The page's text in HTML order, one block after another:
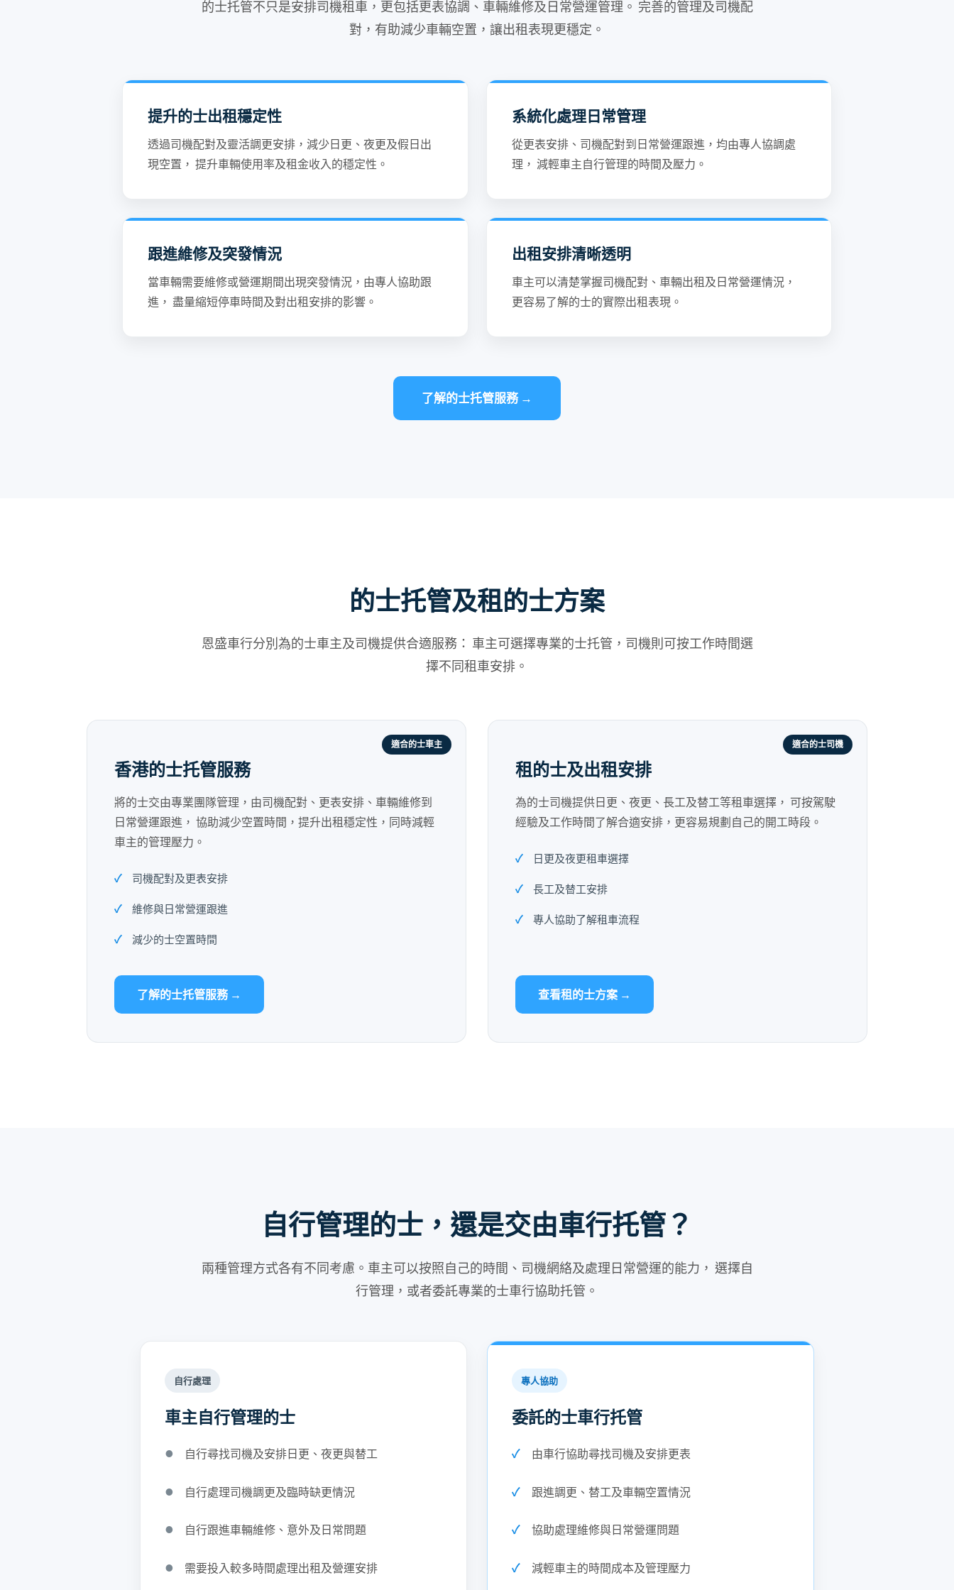
的士托管不只是安排司機租車，更包括更表協調、車輛維修及日常營運管理。 完善的管理及司機配
對，有助減少車輛空置，讓出租表現更穩定。
提升的士出租穩定性
透過司機配對及靈活調更安排，減少日更、夜更及假日出
現空置， 提升車輛使用率及租金收入的穩定性。
系統化處理日常管理
從更表安排、司機配對到日常營運跟進，均由專人協調處
理， 減輕車主自行管理的時間及壓力。
跟進維修及突發情況
當車輛需要維修或營運期間出現突發情況，由專人協助跟
進， 盡量縮短停車時間及對出租安排的影響。
出租安排清晰透明
車主可以清楚掌握司機配對、車輛出租及日常營運情況，
更容易了解的士的實際出租表現。
了解的士托管服務 →
的士托管及租的士方案
恩盛車行分別為的士車主及司機提供合適服務： 車主可選擇專業的士托管，司機則可按工作時間選
擇不同租車安排。
適合的士車主
香港的士托管服務
將的士交由專業團隊管理，由司機配對、更表安排、車輛維修到
日常營運跟進， 協助減少空置時間，提升出租穩定性，同時減輕
車主的管理壓力。
司機配對及更表安排
維修與日常營運跟進
減少的士空置時間
了解的士托管服務 →
適合的士司機
租的士及出租安排
為的士司機提供日更、夜更、長工及替工等租車選擇， 可按駕駛
經驗及工作時間了解合適安排，更容易規劃自己的開工時段。
日更及夜更租車選擇
長工及替工安排
專人協助了解租車流程
查看租的士方案 →
自行管理的士，還是交由車行托管？
兩種管理方式各有不同考慮。車主可以按照自己的時間、司機網絡及處理日常營運的能力， 選擇自
行管理，或者委託專業的士車行協助托管。
自行處理
車主自行管理的士
自行尋找司機及安排日更、夜更與替工
自行處理司機調更及臨時缺更情況
自行跟進車輛維修、意外及日常問題
需要投入較多時間處理出租及營運安排
專人協助
委託的士車行托管
由車行協助尋找司機及安排更表
跟進調更、替工及車輛空置情況
協助處理維修與日常營運問題
減輕車主的時間成本及管理壓力